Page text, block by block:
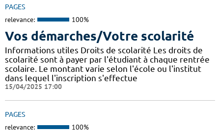
PAGES
relevance: 100%
Vos démarches/Votre scolarité
Informations utiles Droits de scolarité Les droits de
scolarité sont à payer par l'étudiant à chaque rentrée
scolaire. Le montant varie selon l'école ou l'institut
dans lequel l'inscription s'effectue
15/04/2025 17:00
PAGES
relevance: 100%